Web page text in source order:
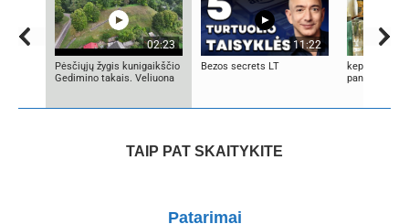
02:23
Pėsčiųjų žygis kunigaikščio
Gedimino takais. Veliuona
11:22
Bezos secrets LT
kepami
pancakes
TAIP PAT SKAITYKITE
Patarimai